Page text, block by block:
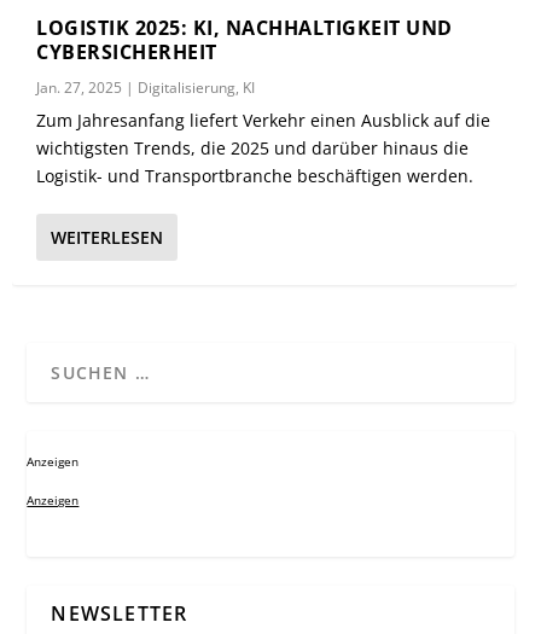
LOGISTIK 2025: KI, NACHHALTIGKEIT UND
CYBERSICHERHEIT
Jan. 27, 2025 | Digitalisierung, KI
Zum Jahresanfang liefert Verkehr einen Ausblick auf die
wichtigsten Trends, die 2025 und darüber hinaus die
Logistik- und Transportbranche beschäftigen werden.
WEITERLESEN
Anzeigen
Anzeigen
NEWSLETTER